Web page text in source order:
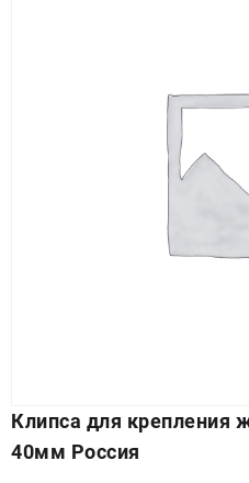
Клипса для крепления
40мм Россия